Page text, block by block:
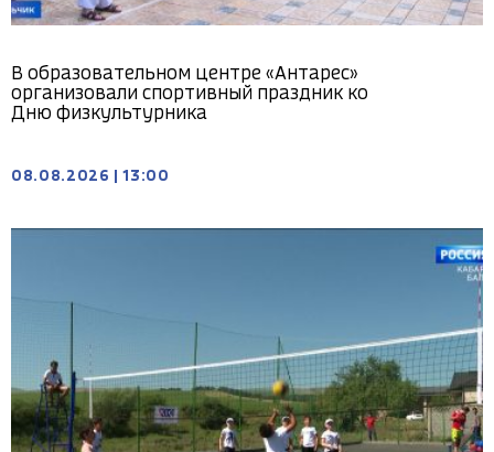
В образовательном центре «Антарес»
организовали спортивный праздник ко
Дню физкультурника
08.08.2026 13:00